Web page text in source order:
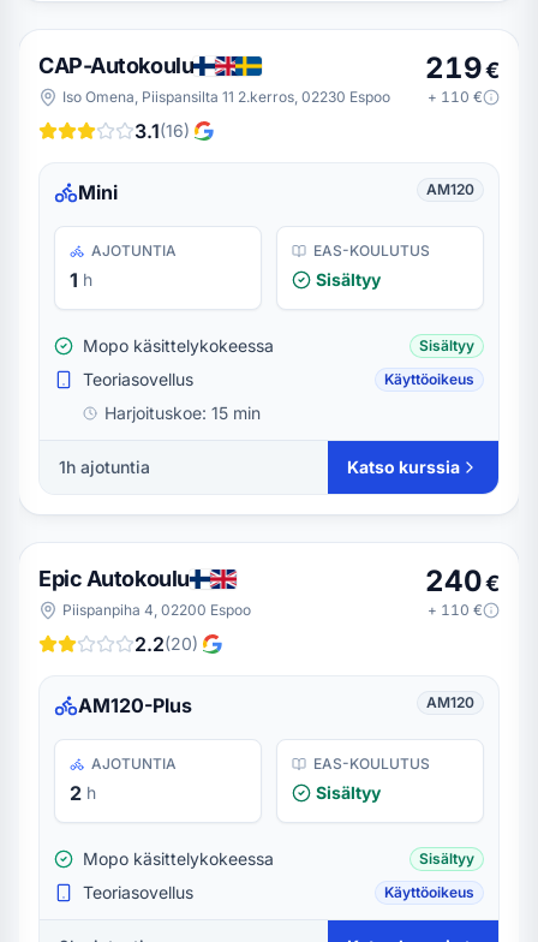
CAP-Autokoulu
Iso Omena, Piispansilta 11 2.kerros, 02230 Espoo
3.1(16)
219€
+ 110 €
Mini AM120
AJOTUNTIA
1 h
EAS-KOULUTUS
Sisältyy
Mopo käsittelykokeessa Sisältyy
Teoriasovellus Käyttöoikeus
Harjoituskoe: 15 min
1h ajotuntia Katso kurssia
Epic Autokoulu
Piispanpiha 4, 02200 Espoo
2.2(20)
240€
+ 110 €
AM120-Plus AM120
AJOTUNTIA
2 h
EAS-KOULUTUS
Sisältyy
Mopo käsittelykokeessa Sisältyy
Teoriasovellus Käyttöoikeus